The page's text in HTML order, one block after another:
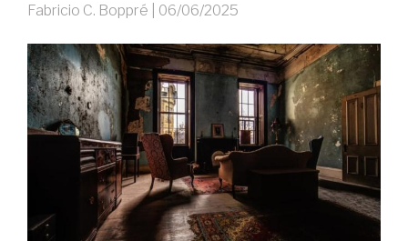
Fabricio C. Boppré | 06/06/2025